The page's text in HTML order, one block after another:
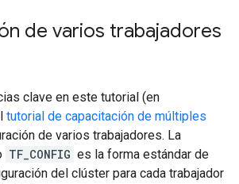
de varios trabajadores
clave en este tutorial (en
tutorial de capacitación de múltiples
de varios trabajadores. La
TF_CONFIG es la forma estándar de
del clúster para cada trabajador